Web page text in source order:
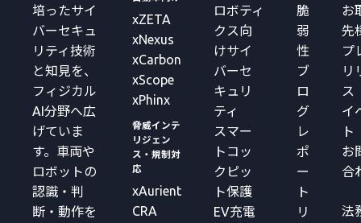
培ったサイ
バーセキュ
リティ技術
と知見を、
フィジカル
AI分野へ広
げていま
す。車両や
ロボットの
認識・判
断・動作を
xZETA
xNexus
xCarbon
xScope
xPhinx
脅威インテ
リジェン
ス・規制対
応
xAurient
CRA
ロボティ
クス向
けサイ
バーセ
キュリ
ティ
スマー
トコッ
クピッ
ト保護
EV充電
脆
弱
性
ブ
ロ
グ
レ
ポ
ー
ト
リ
お
先
プ
リ
ス
イ
ト
お
合
法